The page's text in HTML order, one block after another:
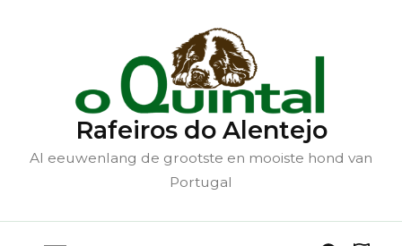
Rafeiros do Alentejo
Al eeuwenlang de grootste en mooiste hond van
Portugal